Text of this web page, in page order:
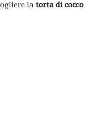
la torta di cocco